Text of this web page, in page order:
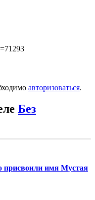
авторизоваться.
Без
присвоили имя Мустая